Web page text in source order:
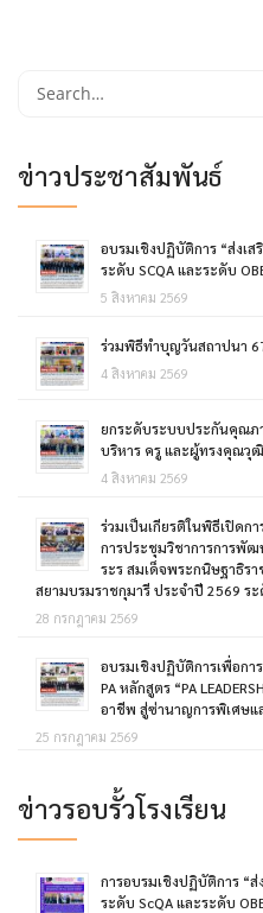
Search
ข่าวประชาสัมพันธ์
อบรมเชิงปฏิบัติการ “ส่งเ
ระดับ SCQA และระดับ
5 สิงหาคม 2569
ร่วมพิธีทำบุญวันสถาปนา
4 สิงหาคม 2569
ยกระดับระบบประกันคุณภ
บริหาร ครู และผู้ทรงคุณวุฒิ
4 สิงหาคม 2569
ร่วมเป็นเกียรติในพิธีเปิดก
การประชุมวิชาการการพัฒ
ระร สมเด็จพระกนิษฐาธิร
สยามบรมราชกุมารี ประจำปี 2569 ร
28 กรกฎาคม 2569
อบรมเชิงปฏิบัติการเพื่อก
PA หลักสูตร “PA
อาชีพ สู่ซ่านาญการพิเศษแ
25 กรกฎาคม 2569
ข่าวรอบรั้วโรงเรียน
การอบรมเชิงปฏิบัติการ “
ระดับ ScQA และระดับ